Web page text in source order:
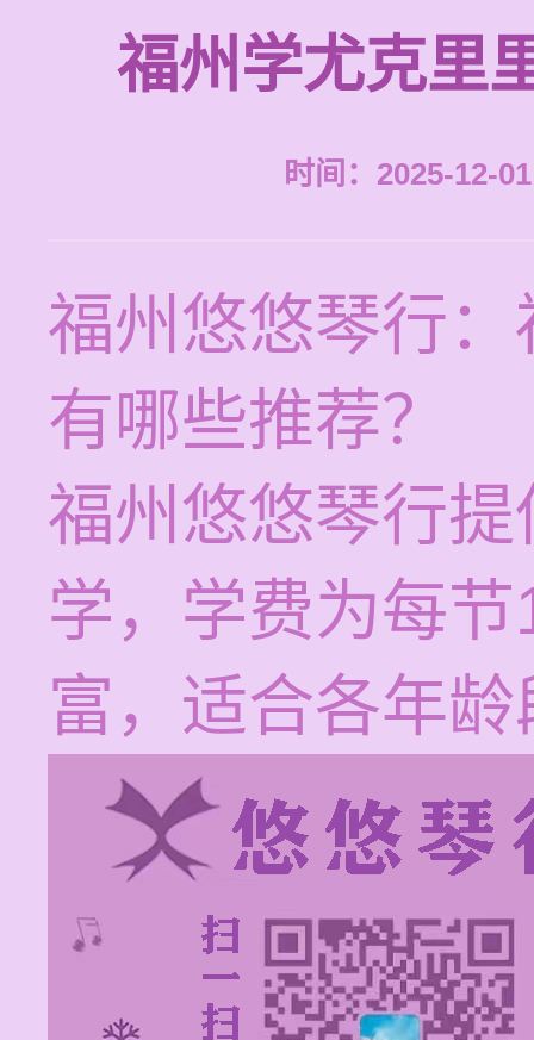
福州学尤克里
时间：2025-12-
福州悠悠琴行
有哪些推荐？
福州悠悠琴行
学，学费为每
富，适合各年